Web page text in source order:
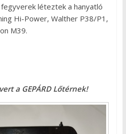
léteztek a hanyatló
Hi-Power, Walther P38/P1,
M39.
a GEPÁRD Lőtérnek!